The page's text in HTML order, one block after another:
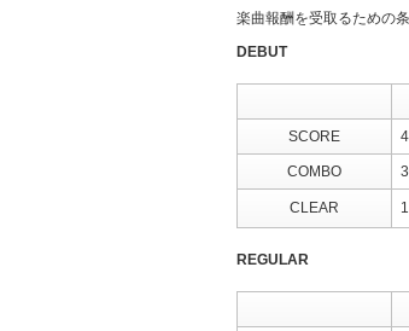
楽曲報酬を受取るための
DEBUT
SCORE
COMBO
CLEAR
REGULAR